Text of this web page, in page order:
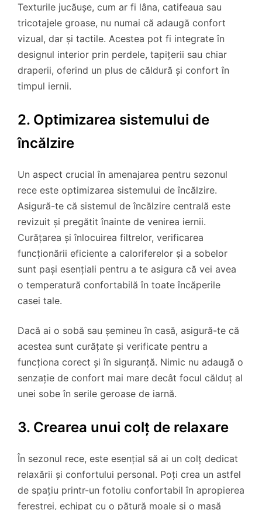
Texturile jucăușe, cum ar fi lâna, catifeaua sau
tricotajele groase, nu numai că adaugă confort
vizual, dar și tactile. Acestea pot fi integrate în
designul interior prin perdele, tapițerii sau chiar
draperii, oferind un plus de căldură și confort în
timpul iernii.
2. Optimizarea sistemului de
încălzire
Un aspect crucial în amenajarea pentru sezonul
rece este optimizarea sistemului de încălzire.
Asigură-te că sistemul de încălzire centrală este
revizuit și pregătit înainte de venirea iernii.
Curățarea și înlocuirea filtrelor, verificarea
funcționării eficiente a caloriferelor și a sobelor
sunt pași esențiali pentru a te asigura că vei avea
o temperatură confortabilă în toate încăperile
casei tale.
Dacă ai o sobă sau șemineu în casă, asigură-te că
acestea sunt curățate și verificate pentru a
funcționa corect și în siguranță. Nimic nu adaugă o
senzație de confort mai mare decât focul călduț al
unei sobe în serile geroase de iarnă.
3. Crearea unui colț de relaxare
În sezonul rece, este esențial să ai un colț dedicat
relaxării și confortului personal. Poți crea un astfel
de spațiu printr-un fotoliu confortabil în apropierea
ferestrei, echipat cu o pătură moale și o masă